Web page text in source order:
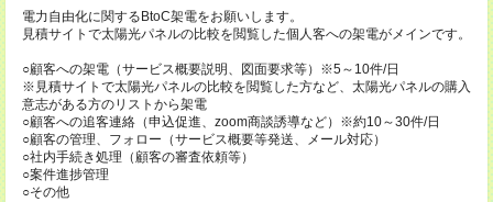
電力自由化に関するBtoC架電をお願いします。
見積サイトで太陽光パネルの比較を閲覧した個人客への架電がメインです。
○顧客への架電（サービス概要説明、図面要求等）※5～10件/日
※見積サイトで太陽光パネルの比較を閲覧した方など、太陽光パネルの購入
意志がある方のリストから架電
○顧客への追客連絡（申込促進、zoom商談誘導など）※約10～30件/日
○顧客の管理、フォロー（サービス概要等発送、メール対応）
○社内手続き処理（顧客の審査依頼等）
○案件進捗管理
○その他